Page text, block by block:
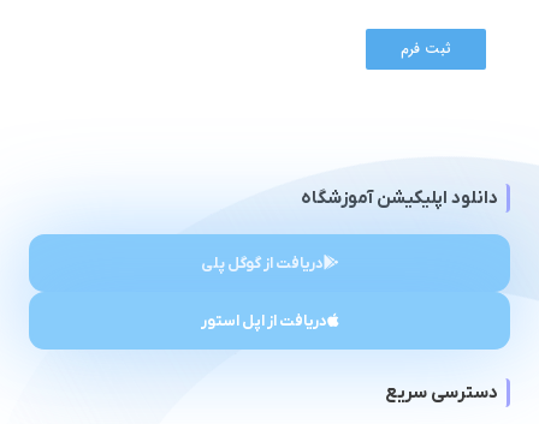
دانلود اپلیکیشن آموزشگاه
دریافت از گوگل پلی
دریافت از اپل استور
دسترسی سریع